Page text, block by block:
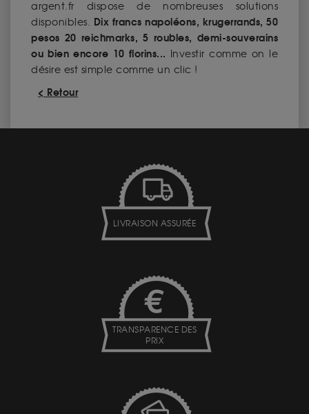
argent.fr dispose de nombreuses solutions
disponibles. Dix francs napoléons, krugerrands, 50
pesos 20 reichmarks, 5 roubles, demi-souverains
ou bien encore 10 florins...
Investir comme on le
désire est simple comme un clic !
< Retour
LIVRAISON ASSURÉE
TRANSPARENCE DES
PRIX